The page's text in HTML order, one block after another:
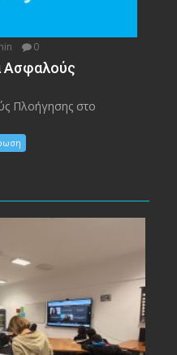
0
Ασφαλούς
Πλοήγησης στο